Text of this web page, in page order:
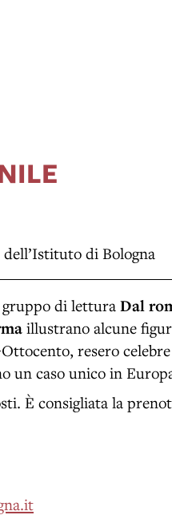
dell’Istituto di Bologna
gruppo di letturaDal
illustrano alcune
resero celebre
un caso unico in
È consigliata la